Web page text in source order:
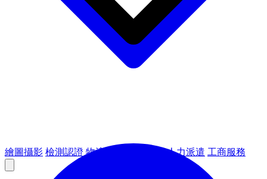
繪圖攝影 檢測認證 物流倉儲 人力派遣 工商服務